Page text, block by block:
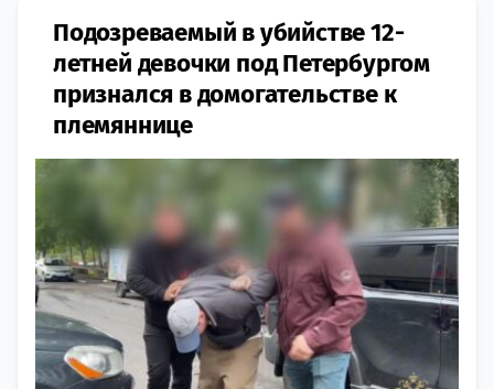
Подозреваемый в убийстве 12-
летней девочки под Петербургом
признался в домогательстве к
племяннице